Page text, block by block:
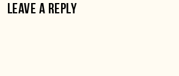
LEAVE A REPLY